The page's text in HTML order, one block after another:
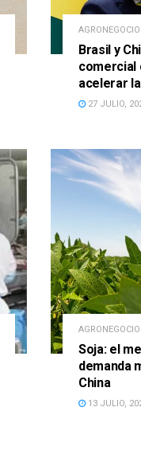
Brasil y
comercial
acelerar
27 JULIO,
Soja: el
demanda
China
13 JULIO,